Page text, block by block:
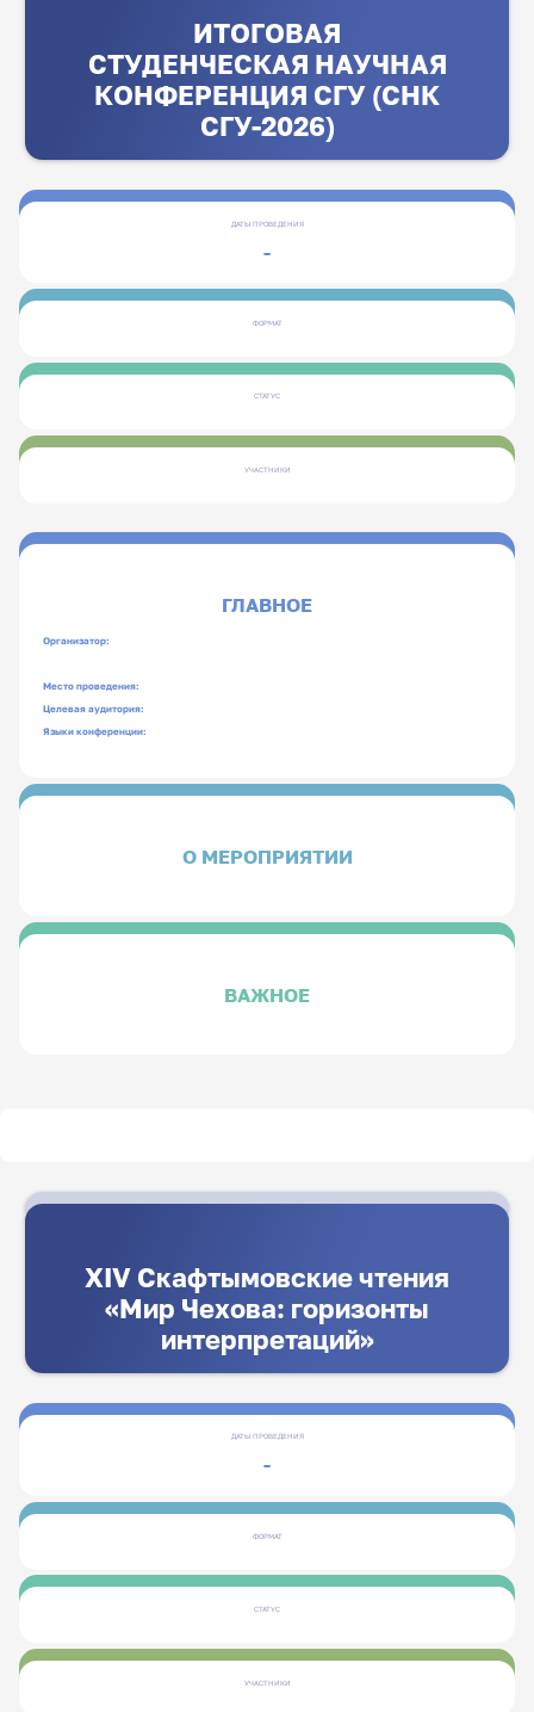
ИТОГОВАЯ
СТУДЕНЧЕСКАЯ НАУЧНАЯ
КОНФЕРЕНЦИЯ СГУ (СНК
СГУ-2026)
ДАТЫ ПРОВЕДЕНИЯ
-
ФОРМАТ
СТАТУС
УЧАСТНИКИ
ГЛАВНОЕ
Организатор:
Место проведения:
Целевая аудитория:
Языки конференции:
О МЕРОПРИЯТИИ
ВАЖНОЕ
XIV Скафтымовские чтения
«Мир Чехова: горизонты
интерпретаций»
ДАТЫ ПРОВЕДЕНИЯ
-
ФОРМАТ
СТАТУС
УЧАСТНИКИ